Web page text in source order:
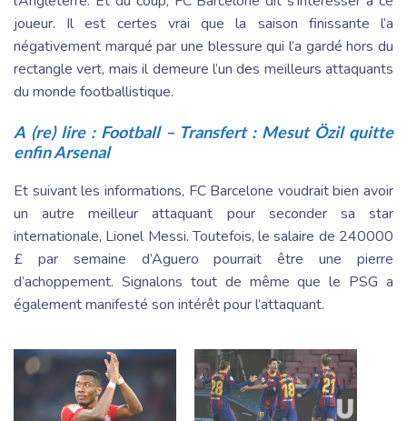
joueur. Il est certes vrai que la saison finissante l’a
négativement marqué par une blessure qui l’a gardé hors du
rectangle vert, mais il demeure l’un des meilleurs attaquants
du monde footballistique.
A (re) lire : Football – Transfert : Mesut Özil quitte
enfin Arsenal
Et suivant les informations, FC Barcelone voudrait bien avoir
un autre meilleur attaquant pour seconder sa star
internationale, Lionel Messi. Toutefois, le salaire de 240000
£ par semaine d’Aguero pourrait être une pierre
d’achoppement. Signalons tout de même que le PSG a
également manifesté son intérêt pour l’attaquant.